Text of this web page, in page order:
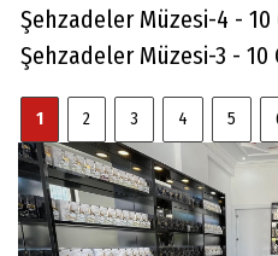
Şehzadeler Müzesi-4 - 10
Şehzadeler Müzesi-3 - 10
1 2 3 4 5